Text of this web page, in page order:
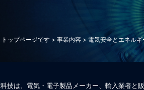
トップページです> 事業内容> 電気安全とエネルギ
科技は、 電気・ 電子製品メーカー、輸入業者と